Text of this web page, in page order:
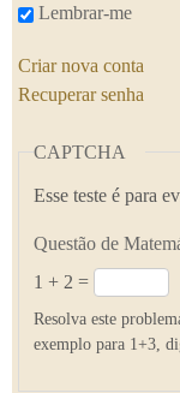
Lembrar-me
Criar nova conta
Recuperar senha
CAPTCHA
Esse teste é para
Questão de
1 + 2 =
Resolva este
exemplo para 1+3,